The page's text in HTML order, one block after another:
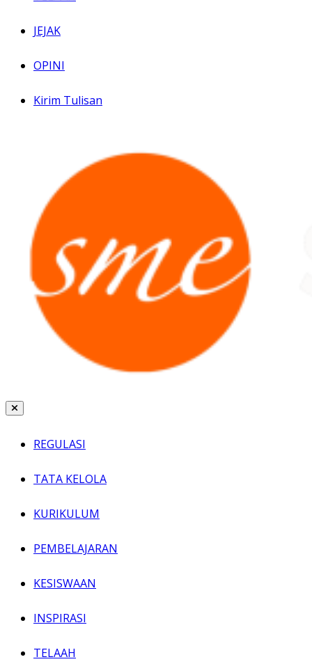
JEJAK
OPINI
Kirim Tulisan
REGULASI
TATA KELOLA
KURIKULUM
PEMBELAJARAN
KESISWAAN
INSPIRASI
TELAAH